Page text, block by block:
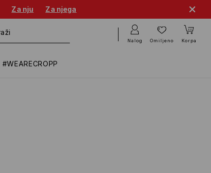
Za nju Za njega
#WEARECROPP
Nalog Omiljeno Korpa